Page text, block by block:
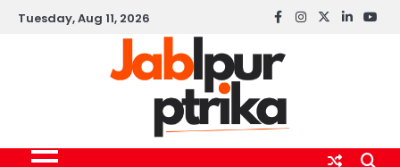
SkipTuesday, Aug 11, 2026 Facebook
instagram
twitterlinkedin